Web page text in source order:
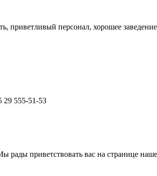
приветливый персонал, хорошее
29 555-51-53
приветствовать вас на странице